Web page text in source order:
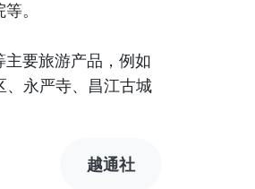
。
要旅游产品，例如
永严寺、昌江古城
越通社